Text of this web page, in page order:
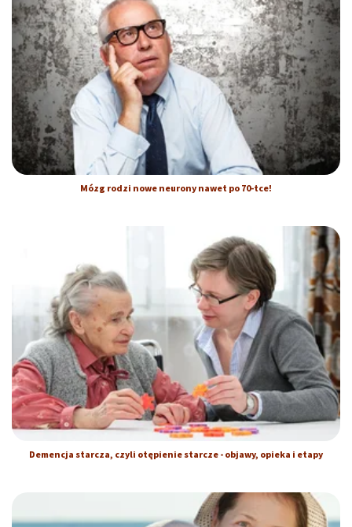
Mózg rodzi nowe neurony nawet po 70-tce!
Demencja starcza, czyli otępienie starcze - objawy, opieka i etapy